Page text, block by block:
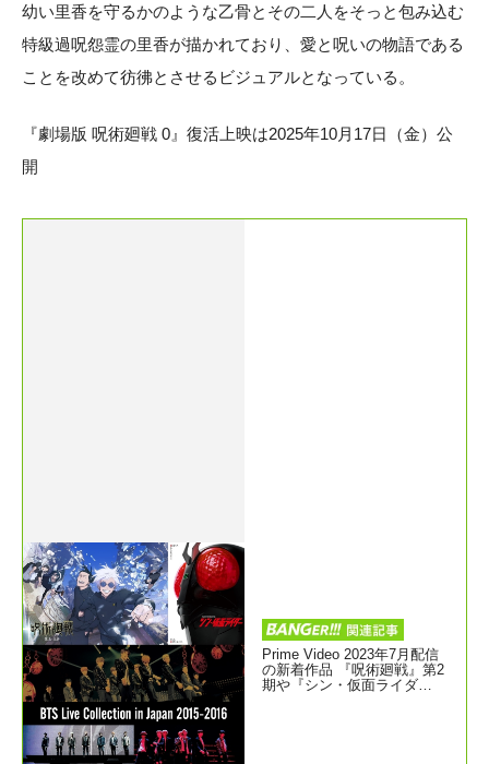
幼い里香を守るかのような乙骨とその二人をそっと包み込む
特級過呪怨霊の里香が描かれており、愛と呪いの物語である
ことを改めて彷彿とさせるビジュアルとなっている。
『劇場版 呪術廻戦 0』復活上映は2025年10月17日（金）公
開
Prime Video 2023年7月配信
の新着作品 『呪術廻戦』第2
期や『シン・仮面ライダ